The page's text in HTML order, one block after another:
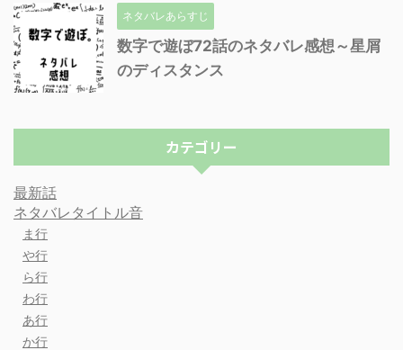
ネタバレあらすじ
数字で遊ぼ72話のネタバレ感想～星屑
のディスタンス
カテゴリー
最新話
ネタバレタイトル音
ま行
や行
ら行
わ行
あ行
か行